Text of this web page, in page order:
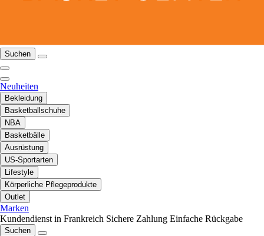
Suchen
Neuheiten
Bekleidung
Basketballschuhe
NBA
Basketbälle
Ausrüstung
US-Sportarten
Lifestyle
Körperliche Pflegeprodukte
Outlet
Marken
Kundendienst in Frankreich Sichere Zahlung Einfache Rückgabe
Suchen